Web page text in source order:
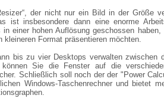
der nicht nur ein Bild in der Größe
ist insbesondere dann eine enorme
einer hohen Auflösung geschossen haben,
kleineren Format präsentieren möchten.
bis zu vier Desktops verwalten zwischen
Sie die Fenster auf die
Schließlich soll noch der der "Power
Windows-Taschenrechner und bietet